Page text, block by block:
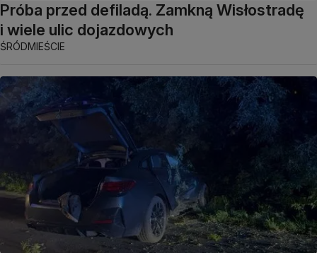
Próba przed defiladą. Zamkną Wisłostradę
i wiele ulic dojazdowych
ŚRÓDMIEŚCIE